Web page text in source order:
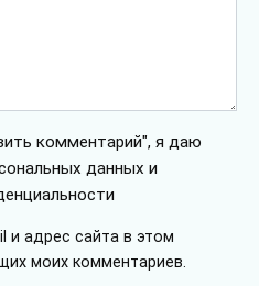
комментарий", я даю
данных и
и адрес сайта в этом
моих комментариев.